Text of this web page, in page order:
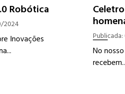
Robótica
2024
Inovações
anos
Publicada:
No